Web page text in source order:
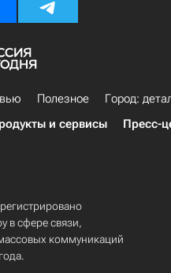
Полезное
Город:
и сервисы Пресс-
в сфере связи,
коммуникаций